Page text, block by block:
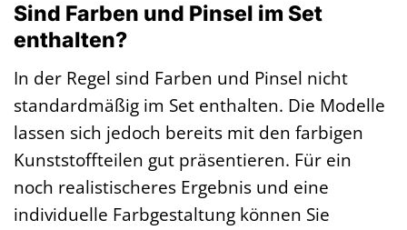
Sind Farben und Pinsel im Set
enthalten?
In der Regel sind Farben und Pinsel nicht
standardmäßig im Set enthalten. Die Modelle
lassen sich jedoch bereits mit den farbigen
Kunststoffteilen gut präsentieren. Für ein
noch realistischeres Ergebnis und eine
individuelle Farbgestaltung können Sie